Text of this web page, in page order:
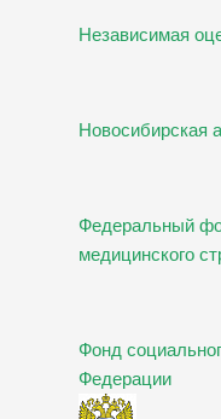
Независимая
Новосибирская
Федеральный
медицинского
Фонд
Федерации